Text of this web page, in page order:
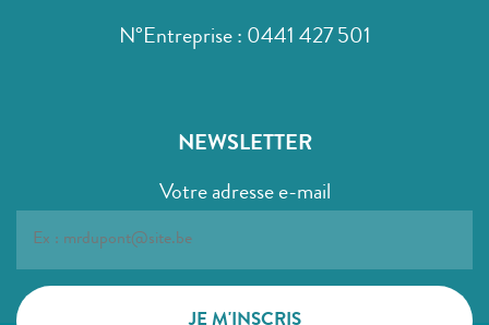
N°Entreprise : 0441 427 501
NEWSLETTER
Votre adresse e-mail